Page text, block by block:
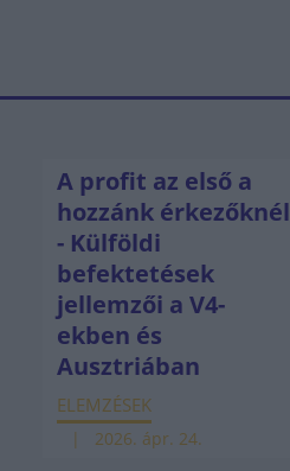
A profit az első a
hozzánk érkezőknél
- Külföldi
befektetések
jellemzői a V4-
ekben és
Ausztriában
ELEMZÉSEK
2026. ápr. 24.